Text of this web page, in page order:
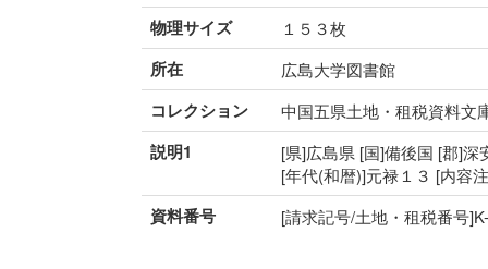
物理サイズ １５３枚
所在 広島大学図書館
コレクション 中国五県土地・租税資料文
説明1
[県]広島県 [国]備後国 [郡]
[年代(和暦)]元禄１３ [内容
資料番号 [請求記号/土地・租税番号